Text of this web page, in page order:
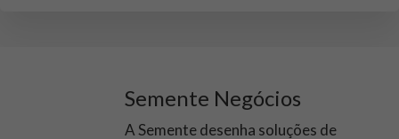
Semente Negócios
A Semente desenha soluções de